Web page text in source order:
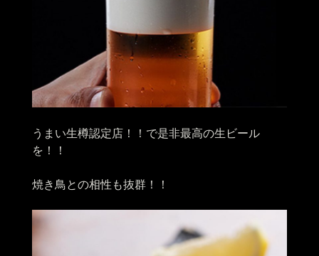
うまい生樽認定店！！で是非最高の生ビール
を！！
焼き鳥との相性も抜群！！